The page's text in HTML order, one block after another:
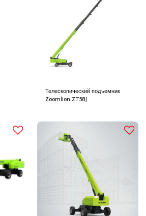
Телескопический подъемник
Zoomlion ZT58J